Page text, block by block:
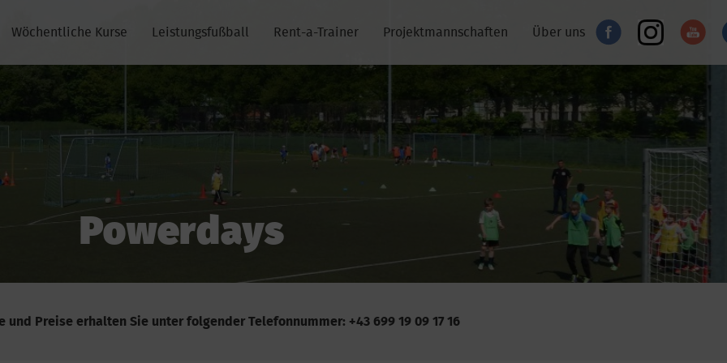
Wöchentliche Kurse Leistungsfußball Rent-a-Trainer Projektmannschaften Über uns
Powerdays
und Preise erhalten Sie unter folgender Telefonnummer: +43 699 19 09 17 16